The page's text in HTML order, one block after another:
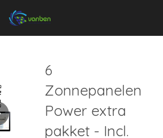
6
Zonnepanelen
Power extra
pakket - Incl.